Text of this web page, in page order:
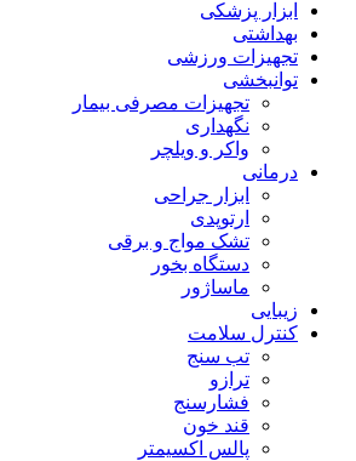
ابزار پزشکی
بهداشتی
تجهیزات ورزشی
توانبخشی
تجهیزات مصرفی بیمار
نگهداری
واکر و ویلچر
درمانی
ابزار جراحی
ارتوپدی
تشک مواج و برقی
دستگاه بخور
ماساژور
زیبایی
کنترل سلامت
تب سنج
ترازو
فشارسنج
قند خون
پالس اکسیمتر